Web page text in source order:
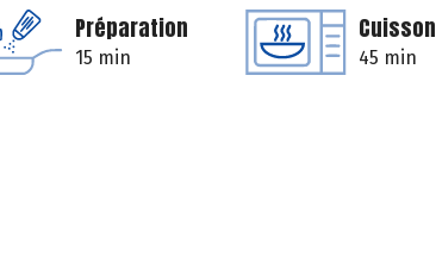
Préparation
15 min
Cuisson
45 min